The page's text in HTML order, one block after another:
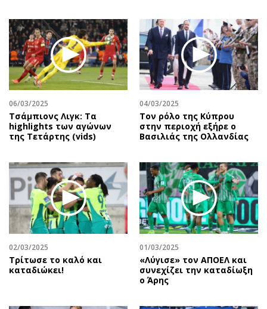
06/03/2025
Τσάμπιονς Λιγκ: Τα
highlights των αγώνων
της Τετάρτης (vids)
04/03/2025
Τον ρόλο της Κύπρου
στην περιοχή εξήρε ο
Βασιλιάς της Ολλανδίας
02/03/2025
Τρίτωσε το καλό και
καταδιώκει!
01/03/2025
«Λύγισε» τον ΑΠΟΕΛ και
συνεχίζει την καταδίωξη
ο Άρης